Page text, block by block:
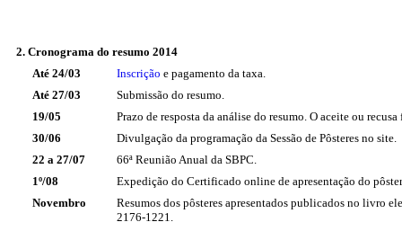
2. Cronograma do resumo 2014
Até 24/03
Inscrição e pagamento da taxa.
Até 27/03
Submissão do resumo.
19/05
Prazo de resposta da análise do resumo. O aceite ou
30/06
Divulgação da programação da Sessão de Pôsteres no site.
22 a 27/07
66ª Reunião Anual da SBPC.
1º/08
Expedição do Certificado online de apresentação do
Novembro
Resumos dos pôsteres apresentados publicados no livro
2176-1221.